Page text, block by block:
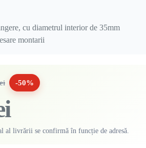
cu diametrul interior de 35mm
montarii
-50%
al livrării se confirmă în funcție de adresă.